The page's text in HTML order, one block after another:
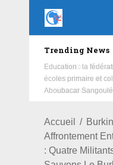
Trending News
Education : la
écoles primaire et
Aboubacar
Accueil
Affrontement
: Quatre